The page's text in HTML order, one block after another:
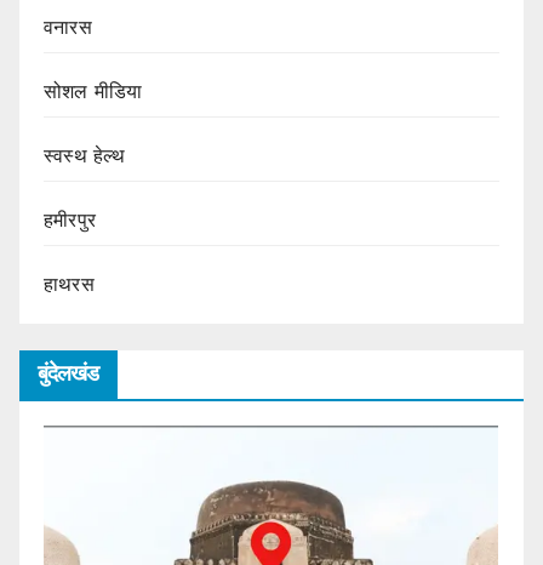
वनारस
सोशल मीडिया
स्वस्थ हेल्थ
हमीरपुर
हाथरस
बुंदेलखंड